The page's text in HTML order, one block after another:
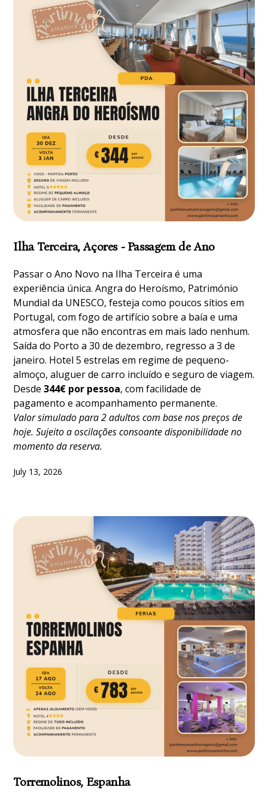
Ilha Terceira, Açores - Passagem de Ano
Passar o Ano Novo na Ilha Terceira é uma
experiência única. Angra do Heroísmo, Património
Mundial da UNESCO, festeja como poucos sítios em
Portugal, com fogo de artifício sobre a baía e uma
atmosfera que não encontras em mais lado nenhum.
Saída do Porto a 30 de dezembro, regresso a 3 de
janeiro. Hotel 5 estrelas em regime de pequeno-
almoço, aluguer de carro incluído e seguro de viagem.
Desde344€ por pessoa, com facilidade de
pagamento e acompanhamento permanente.
Valor simulado para 2 adultos com base nos preços de
hoje. Sujeito a oscilações consoante disponibilidade no
momento da reserva.
July 13, 2026
Torremolinos, Espanha